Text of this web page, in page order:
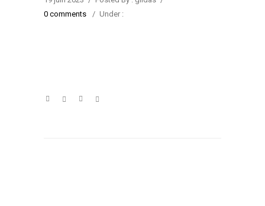
0 comments
/ Under :